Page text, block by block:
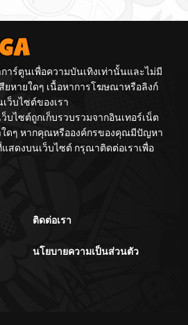
าร์ตูนเพื่อความบันเทิงเท่านั้นและไม่มี
หายใดๆ เนื้อหาการโฆษณาหรือลิงก์
ว็บไซต์ของเรา
ไซต์ถูกเก็บรวบรวมจากอินเทอร์เน็ต
ใดๆ หากคุณหรือองค์กรของคุณมีปัญหา
สดงบนเว็บไซต์ กรุณาติดต่อเราเพื่อ
ติดต่อเรา
นโยบายความเป็นส่วนตัว